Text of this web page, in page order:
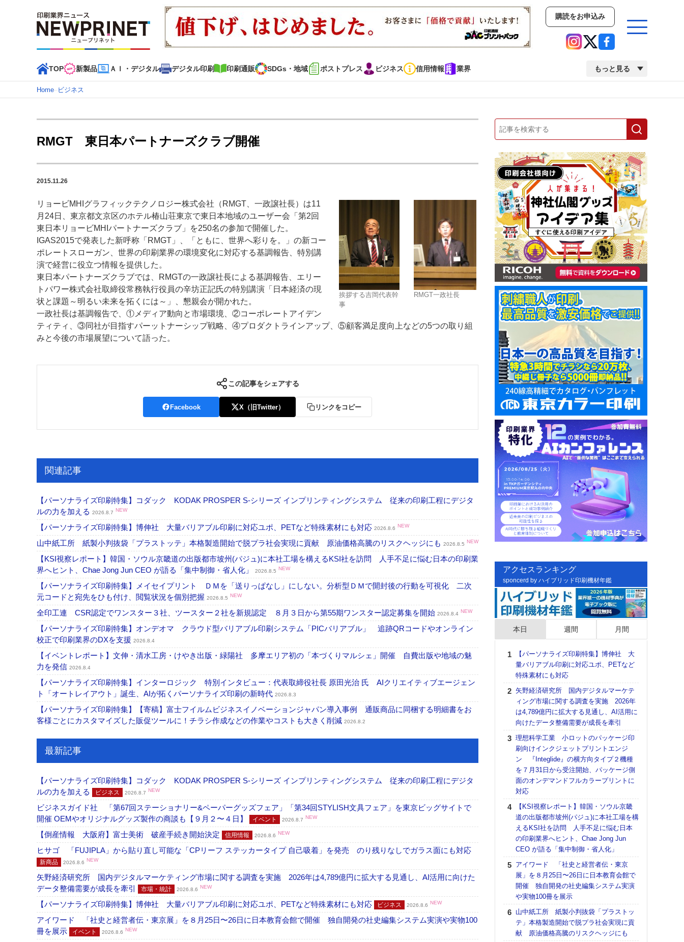
購読をお申込み
TOP 新製品 ＡＩ・デジタル デジタル印刷 印刷通販 SDGs・地域 ポストプレス ビジネス 信用情報 業界 もっと見る
イベント
インデックス
TOP 新着記事 特集記事 動画コンテンツ インタビュー コレクション
カテゴリー一覧
新商品 新製品 ＡＩ・デジタル デジタル印刷 印刷通販 SDGs・地域 ポストプレス ビジネス イベント 信用情報 業界 市場・統計 人事・移転・異動・訃報
特集記事カテゴリー一覧
特集・デジタル印刷 アイデアで勝負！ ～多様なビジネス・多彩な商材～ JAPAN PACK 2023 特集 2022 見える化・MIS特集
2022 検査・校正特集
特集・デジタル印刷 ～ 新成長軌道を描く
案内
発刊案内 JFPI印刷用語集
運営
会社案内 購読・購入申し込み サイトポリシー お問い合わせ
Home–ビジネス
RMGT 東日本パートナーズクラブ開催
2015.11.26
RMGT一政社長
挨拶する吉岡代表幹
事
リョービMHIグラフィックテクノロジー株式会社（RMGT、一政譲社長）は11
月24日、東京都文京区のホテル椿山荘東京で東日本地域のユーザー会「第2回
東日本リョービMHIパートナーズクラブ」を250名の参加で開催した。
IGAS2015で発表した新呼称「RMGT」、「ともに、世界へ彩りを。」の新コー
ポレートスローガン、世界の印刷業界の環境変化に対応する基調報告、特別講
演で経営に役立つ情報を提供した。
東日本パートナーズクラブでは、RMGTの一政譲社長による基調報告、エリー
トパワー株式会社取締役常務執行役員の辛坊正記氏の特別講演「日本経済の現
状と課題～明るい未来を拓くには～」、懇親会が開かれた。
一政社長は基調報告で、①メディア動向と市場環境、②コーポレートアイデン
ティティ、③同社が目指すパーットナーシップ戦略、④プロダクトラインアップ、⑤顧客満足度向上などの5つの取り組
みと今後の市場展望について語った。
この記事をシェアする
Facebook X（旧Twitter） リンクをコピー
関連記事
【パーソナライズ印刷特集】コダック KODAK PROSPER S-シリーズ インプリンティングシステム 従来の印刷工程にデジタ
ルの力を加える 2026.8.7 NEW
【パーソナライズ印刷特集】博伸社 大量バリアブル印刷に対応ユポ、PETなど特殊素材にも対応 2026.8.6 NEW
山中紙工所 紙製小判抜袋「プラストッテ」本格製造開始で脱プラ社会実現に貢献 原油価格高騰のリスクヘッジにも 2026.8.5 NEW
【KSI視察レポート】韓国・ソウル京畿道の出版都市坡州(パジュ)に本社工場を構えるKSI社を訪問 人手不足に悩む日本の印刷業
界へヒント、Chae Jong Jun CEO が語る「集中制御・省人化」
2026.8.5 NEW
【パーソナライズ印刷特集】メイセイプリント ＤＭを「送りっぱなし」にしない。分析型ＤＭで開封後の行動を可視化 二次
元コードと宛先をひも付け、閲覧状況を個別把握 2026.8.5 NEW
全印工連 CSR認定でワンスター３社、ツースター２社を新規認定 ８月３日から第55期ワンスター認定募集を開始 2026.8.4 NEW
【パーソナライズ印刷特集】オンデオマ クラウド型バリアブル印刷システム「PICバリアブル」 追跡QRコードやオンライン
校正で印刷業界のDXを支援 2026.8.4
【イベントレポート】文伸・清水工房・けやき出版・緑陽社 多摩エリア初の「本づくりマルシェ」開催 自費出版や地域の魅
力を発信 2026.8.4
【パーソナライズ印刷特集】インターロジック 特別インタビュー：代表取締役社長 原田光治 氏 AIクリエイティブエージェン
ト「オートレイアウト」誕生、AIが拓くパーソナライズ印刷の新時代 2026.8.3
【パーソナライズ印刷特集】【寄稿】富士フイルムビジネスイノベーションジャパン導入事例 通販商品に同梱する明細書をお
客様ごとにカスタマイズした販促ツールに！チラシ作成などの作業やコストも大きく削減 2026.8.2
最新記事
【パーソナライズ印刷特集】コダック KODAK PROSPER S-シリーズ インプリンティングシステム 従来の印刷工程にデジタ
ルの力を加える
ビジネス 2026.8.7 NEW
ビジネスガイド社 「第67回ステーショナリー&ペーパーグッズフェア」「第34回STYLISH文具フェア」を東京ビッグサイトで
開催 OEMやオリジナルグッズ製作の商談も【９月２〜４日】
イベント 2026.8.7 NEW
【倒産情報 大阪府】富士美術 破産手続き開始決定 信用情報 2026.8.6 NEW
ヒサゴ 「FUJIPLA」から貼り直し可能な「CPリーフ ステッカータイプ 自己吸着」を発売 のり残りなしでガラス面にも対応
新商品 2026.8.6 NEW
矢野経済研究所 国内デジタルマーケティング市場に関する調査を実施 2026年は4,789億円に拡大する見通し、AI活用に向けた
データ整備需要が成長を牽引
市場・統計 2026.8.6 NEW
【パーソナライズ印刷特集】博伸社 大量バリアブル印刷に対応ユポ、PETなど特殊素材にも対応 ビジネス 2026.8.6 NEW
アイワード 「社史と経営者伝・東京展」を８月25日〜26日に日本教育会館で開催 独自開発の社史編集システム実演や実物100
冊を展示
イベント 2026.8.6 NEW
アクセスランキング
sponcerd by ハイブリッド印刷機材年鑑
本日 週間 月間
【パーソナライズ印刷特集】博伸社 大
量バリアブル印刷に対応ユポ、PETなど
特殊素材にも対応
矢野経済研究所 国内デジタルマーケテ
ィング市場に関する調査を実施 2026年
は4,789億円に拡大する見通し、AI活用に
向けたデータ整備需要が成長を牽引
理想科学工業 小ロットのパッケージ印
刷向けインクジェットプリントエンジ
ン 『Integlide』の横方向タイプ２機種
を７月31日から受注開始、パッケージ側
面のオンデマンドフルカラープリントに
対応
【KSI視察レポート】韓国・ソウル京畿
道の出版都市坡州(パジュ)に本社工場を構
えるKSI社を訪問 人手不足に悩む日本
の印刷業界へヒント、Chae Jong Jun
CEO が語る「集中制御・省人化」
アイワード 「社史と経営者伝・東京
展」を８月25日〜26日に日本教育会館で
開催 独自開発の社史編集システム実演
や実物100冊を展示
山中紙工所 紙製小判抜袋「プラストッ
テ」本格製造開始で脱プラ社会実現に貢
献 原油価格高騰のリスクヘッジにも